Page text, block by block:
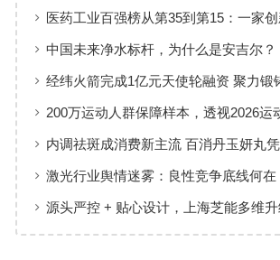
线
医药工业百强榜从第35到第15：一家
增长”样本
中国未来净水标杆，为什么是安吉尔？
经纬火箭完成1亿元天使轮融资 聚力锻
200万运动人群保障样本，透视2026运
与适配逻辑
内调祛斑成消费新主流 百消丹玉妍丸
者认可
激光行业舆情迷雾：良性竞争底线何
后值得深思
源头严控 + 贴心设计，上海芝能多维